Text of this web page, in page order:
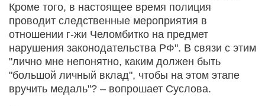
Кроме того, в настоящее время полиция
проводит следственные мероприятия в
отношении г-жи Челомбитко на предмет
нарушения законодательства РФ". В связи с этим
"лично мне непонятно, каким должен быть
"большой личный вклад", чтобы на этом этапе
вручить медаль"? – вопрошает Суслова.